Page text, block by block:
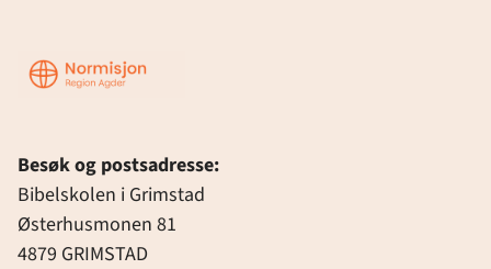
Region
Agder
Besøk og postsadresse:
Bibelskolen i Grimstad
Østerhusmonen 81
4879 GRIMSTAD